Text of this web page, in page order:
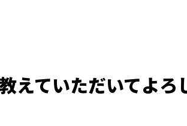
教えていただいてよ